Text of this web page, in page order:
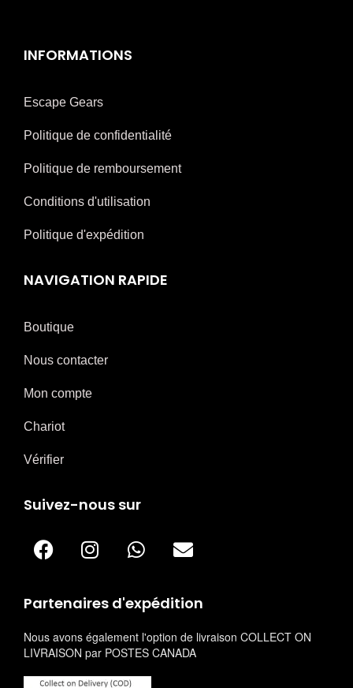
INFORMATIONS
Escape Gears
Politique de confidentialité
Politique de remboursement
Conditions d'utilisation
Politique d'expédition
NAVIGATION RAPIDE
Boutique
Nous contacter
Mon compte
Chariot
Vérifier
Suivez-nous sur
Partenaires d'expédition
Nous avons également l'option de livraison COLLECT ON
LIVRAISON par POSTES CANADA